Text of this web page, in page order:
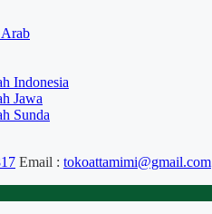
Indonesia
Jawa
Sunda
Email : tokoattamimi@gmail.com